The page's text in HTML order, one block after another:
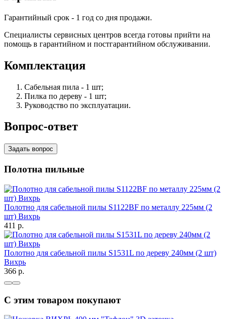
Гарантийный срок - 1 год со дня продажи.
Специалисты сервисных центров всегда готовы прийти на
помощь в гарантийном и постгарантийном обслуживании.
Комплектация
Сабельная пила - 1 шт;
Пилка по дереву - 1 шт;
Руководство по эксплуатации.
Вопрос-ответ
Задать вопрос
Полотна пильные
Полотно для сабельной пилы S1122BF по металлу 225мм (2
шт) Вихрь
411 p.
Полотно для сабельной пилы S1531L по дереву 240мм (2 шт)
Вихрь
366 p.
С этим товаром покупают